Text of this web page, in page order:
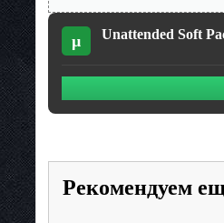
µ Unattended Soft
Рекомендуем